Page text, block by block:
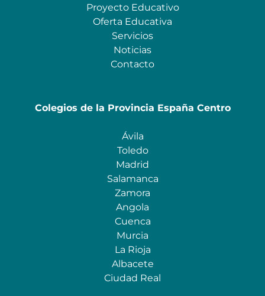
Proyecto Educativo
Oferta Educativa
Servicios
Noticias
Contacto
Colegios de la Provincia España Centro
Ávila
Toledo
Madrid
Salamanca
Zamora
Angola
Cuenca
Murcia
La Rioja
Albacete
Ciudad Real